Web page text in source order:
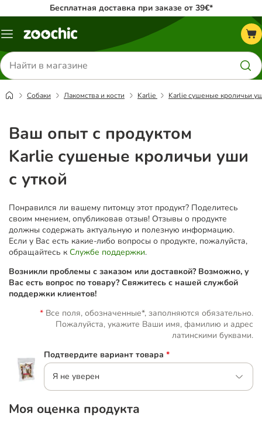
Бесплатная доставка при заказе от 39€*
Каталог
Поиск
товаров
Собаки Лакомства и кости Karlie Karlie сушеные кроличьи
Ваш опыт с продуктом
Karlie сушеные кроличьи уши
с уткой
Понравился ли вашему питомцу этот продукт? Поделитесь
своим мнением, опубликовав отзыв! Отзывы о продукте
должны содержать актуальную и полезную информацию.
Если у Вас есть какие-либо вопросы о продукте, пожалуйста,
обращайтесь к Службе поддержки.
Возникли проблемы с заказом или доставкой? Возможно, у
Вас есть вопрос по товару? Свяжитесь с нашей службой
поддержки клиентов!
Все поля, обозначенные*, заполняются обязательно.
Пожалуйста, укажите Ваши имя, фамилию и адрес
латинскими буквами.
Подтвердите вариант товара *
Я не уверен
Моя оценка продукта